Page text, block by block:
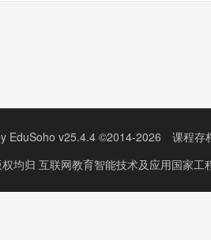
EduSoho v25.4.4 ©2014-2026
课程存
均归 互联网教育智能技术及应用国家工